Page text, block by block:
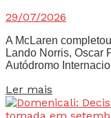
29/07/2026
A McLaren
Lando Norris, Oscar
Autódromo
Ler mais